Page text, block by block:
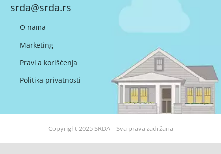
srda@srda.rs
O nama
Marketing
Pravila korišćenja
Politika privatnosti
Copyright 2025 SRDA| Sva prava zadržana